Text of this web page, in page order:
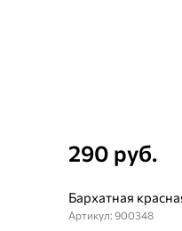
290 руб.
Бархатная
Артикул: 900348